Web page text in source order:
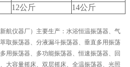
12公斤 14公斤
航仪器厂）主要生产：水浴恒温振荡器、气
取振荡器、分液漏斗振荡器、垂直多用振荡
用振荡器、多功能振荡器、恒速振荡器、回
大容量摇床、双层摇床、全温振荡器、光照